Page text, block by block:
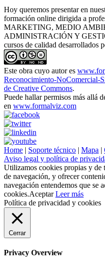
Hoy queremos presentar en
formación online dirigida a
MARKETING, MEDIO
ADMINISTRACIÓN Y
cursos de calidad desarrollados
Este obra cuyo autor es
Reconocimiento-NoComercial-
de Creative Commons.
Puede hallar permisos más allá
en www.formalviz.com
Home | Soporte técnico | Mapa |
Aviso legal y política de
Utilizamos cookies propias y de
de navegación, y ofrecer
navegación entendemos que se
cookies.Aceptar Leer más
Política de privacidad y cookies
Cerrar
Privacy Overview